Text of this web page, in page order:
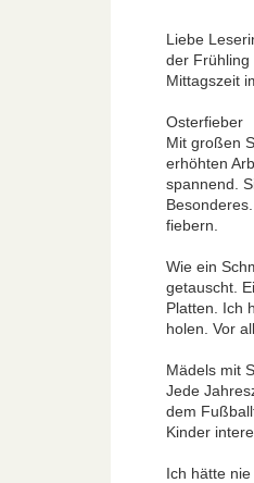
Liebe
der Frühling
Mittagszeit
Osterfieber
Mit großen
erhöhten
spannend.
fiebern.
Wie ein
getauscht.
Platten. Ich
holen. Vor
Mädels mit
Jede
dem
Kinder
Ich hätte